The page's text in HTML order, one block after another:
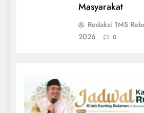
Masyarakat
Redaksi 1MS
2026
0